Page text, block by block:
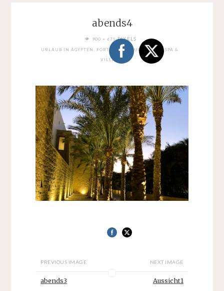
abends4
FULL900 × 675PIXELS
URLAUB IN ÄGYPTEN: FORT ARABESQUE RESORT, SPA &
VILLAS
PREVIOUS IMAGE
abends3
NEXT IMAGE
Aussicht1